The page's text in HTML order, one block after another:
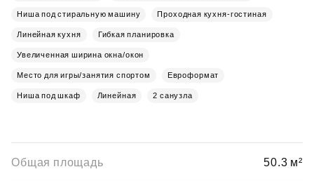
Ниша под стиральную машину Проходная кухня-гостиная
Линейная кухня Гибкая планировка
Увеличенная ширина окна/окон
Место для игры/занятия спортом Евроформат
Ниша под шкаф Линейная 2 санузла
Общая площадь 50.3 м²